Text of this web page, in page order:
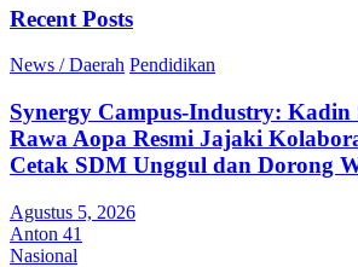
Recent Posts
News / Daerah Pendidikan
Synergy Campus-Industry:
Rawa Aopa Resmi Jajaki
Cetak SDM Unggul dan Dorong
Agustus 5, 2026
Anton 41
Nasional